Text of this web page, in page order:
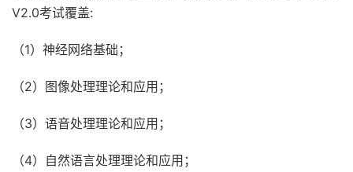
V2.0考试覆盖:
（1）神经网络基础；
（2）图像处理理论和应用；
（3）语音处理理论和应用；
（4）自然语言处理理论和应用；